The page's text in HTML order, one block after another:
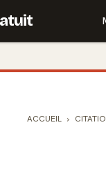
ACCUEIL